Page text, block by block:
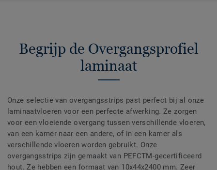
Begrijp de Overgangsprofiel
laminaat
Onze selectie van overgangsstrips past perfect bij al onze
laminaatvloeren voor een perfecte afwerking. Ze zorgen
voor een vloeiende overgang tussen verschillende vloeren,
van een kamer naar een andere, of in een kamer als
verschillende vloeren worden gebruikt. Onze
overgangsstrips zijn gemaakt van PEFCTM-gecertificeerd
hout. Ze hebben een formaat van 10x44x2400 mm. Zeer